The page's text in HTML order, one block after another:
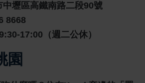
中壢區高鐵南路二段90號
8668
17:00（週二公休）
園